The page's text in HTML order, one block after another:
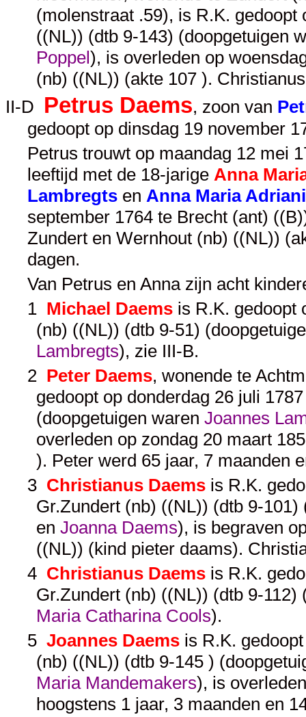
(molenstraat .59), is R.K.
((NL)) (dtb 9-143) (doopgetuigen
Poppel), is overleden op
(nb) ((NL)) (akte 107 ).
II-D Petrus Daems, zoon van
gedoopt op dinsdag 19 november
Petrus trouwt op maandag 12 mei
leeftijd met de 18-jarige Anna
Lambregts en Anna Maria
september 1764 te Brecht (ant)
Zundert en Wernhout (nb) ((NL))
dagen.
Van Petrus en Anna zijn acht
1 Michael Daems is R.K. gedoopt
(nb) ((NL)) (dtb 9-51)
Lambregts), zie III-B.
2 Peter Daems, wonende te
gedoopt op donderdag 26 juli
(doopgetuigen waren Joannes
overleden op zondag 20 maart
). Peter werd 65 jaar, 7 maanden
3 Christianus Daems is R.K.
Gr.Zundert (nb) ((NL)) (dtb 9-
en Joanna Daems), is begraven
((NL)) (kind pieter daams).
4 Christianus Daems is R.K.
Gr.Zundert (nb) ((NL)) (dtb 9-
Maria Catharina Cools).
5 Joannes Daems is R.K.
(nb) ((NL)) (dtb 9-145 )
Maria Mandemakers), is
hoogstens 1 jaar, 3 maanden en